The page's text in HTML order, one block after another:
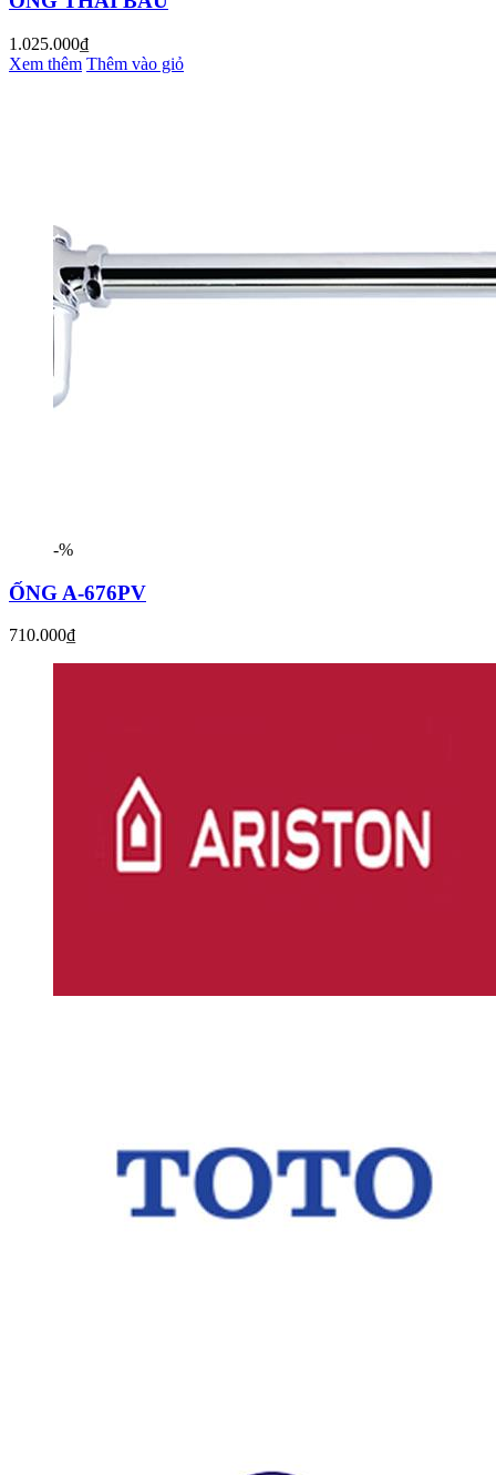
1.025.000₫
Xem thêm Thêm vào giỏ
-%
ỐNG A-676PV
710.000₫